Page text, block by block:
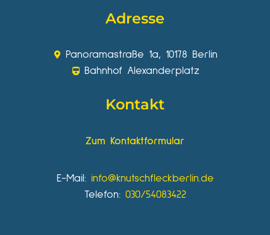
Adresse
Panoramastraße 1a, 10178 Berlin
Bahnhof Alexanderplatz
Kontakt
Zum Kontaktformular
E-Mail: info@knutschfleckberlin.de
Telefon: 030/54083422